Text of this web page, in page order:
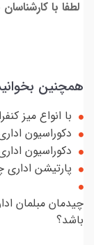
همچنین
با انواع میز
دکوراسیون
دکوراسیون اداری و 5شاخص فیزیكی بررسی محیط
پارتیشن
چیدمان مبلمان
باشد؟